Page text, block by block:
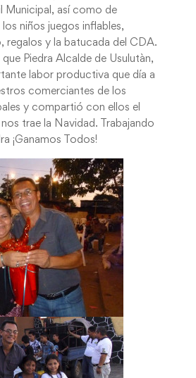
Municipal, así como de
niños juegos inflables,
regalos y la batucada del CDA.
que Piedra Alcalde de Usulutàn,
labor productiva que día a
comerciantes de los
y compartió con ellos el
trae la Navidad. Trabajando
¡Ganamos Todos!